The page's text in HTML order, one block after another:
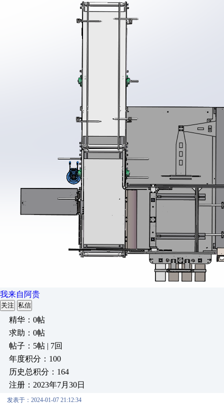
我来自阿贵
关注 私信
精华：0帖
求助：0帖
帖子：5帖 | 7回
年度积分：100
历史总积分：164
注册：2023年7月30日
发表于：2024-01-07 21:12:34